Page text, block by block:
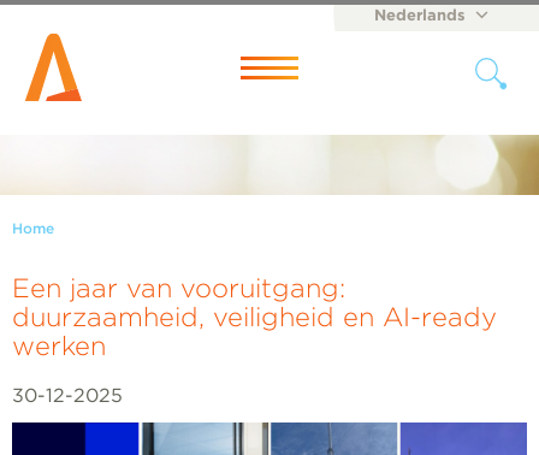
Nederlands
Menu
Home
Een jaar van vooruitgang:
duurzaamheid, veiligheid en AI-ready
werken
30-12-2025